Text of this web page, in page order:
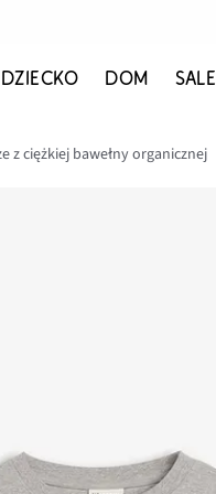
DZIECKO DOM SALE
z ciężkiej bawełny organicznej